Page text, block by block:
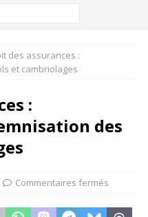
des assurances :
et cambriolages
:
des
Commentaires fermés